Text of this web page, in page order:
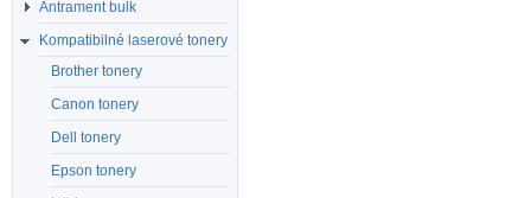
Antrament bulk
Kompatibilné laserové tonery
Brother tonery
Canon tonery
Dell tonery
Epson tonery